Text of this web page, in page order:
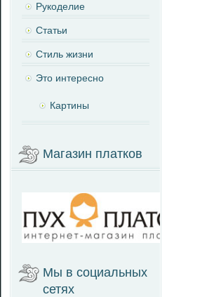
Рукоделие
Статьи
Стиль жизни
Это интересно
Картины
Магазин платков
Мы в социальных
сетях